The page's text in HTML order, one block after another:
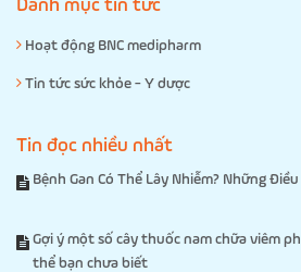
Danh mục tin tức
Hoạt động BNC medipharm
Tin tức sức khỏe - Y dược
Tin đọc nhiều nhất
Bệnh Gan Có Thể Lây Nhiễm? Những
Gợi ý một số cây thuốc nam chữa viêm
thể bạn chưa biết